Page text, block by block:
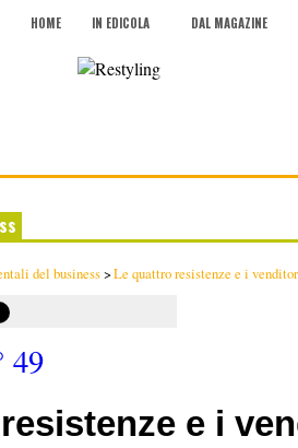
HOME IN EDICOLA DAL MAGAZINE
del business>Le quattro resistenze e i
49
e i